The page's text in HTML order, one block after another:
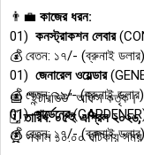
👨‍💼 কাজের ধরন:
01) কনস্ট্রাকশন লেবার
💰 বেতন: ১৭/- (ব্রুনাই
01) জেনারেল ওয়েল্ডার
💰 বেতন: ২১/- (ব্রুনাই ডলার)
01)গার্ডেনের
💰 বেতন: ১৭/- (ব্রুনাই
📅 "ইন্টারভিউ" অফিস কর্তৃক।
🗓️তারিখ: ০৫ই এপ্রিল ২০২৬,
⏰ সকাল ১০.০০ ঘটিকায় সময়